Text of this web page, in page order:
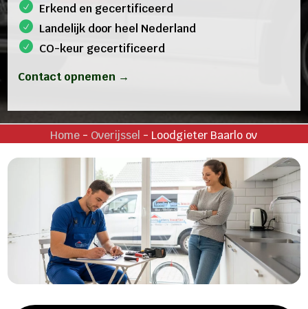
Erkend en gecertificeerd
Landelijk door heel Nederland
CO-keur gecertificeerd
Contact opnemen →
Home - Overijssel - Loodgieter Baarlo ov